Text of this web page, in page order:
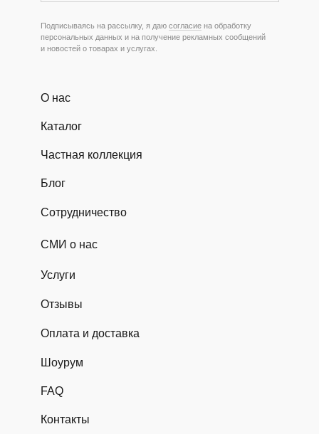
Подписываясь на рассылку, я даю согласие на обработку
персональных данных и на получение рекламных сообщений
и новостей о товарах и услугах.
Каталог
О нас
Блог
Частная коллекция
Сотрудничество
Услуги
Отзывы
Оплата и доставка
СМИ о нас
Шоурум
FAQ
Контакты